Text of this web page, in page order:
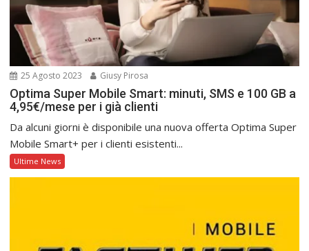
25 Agosto 2023 Giusy Pirosa
Optima Super Mobile Smart: minuti, SMS e 100 GB a
4,95€/mese per i già clienti
Da alcuni giorni è disponibile una nuova offerta Optima Super
Mobile Smart+ per i clienti esistenti...
Ultime News